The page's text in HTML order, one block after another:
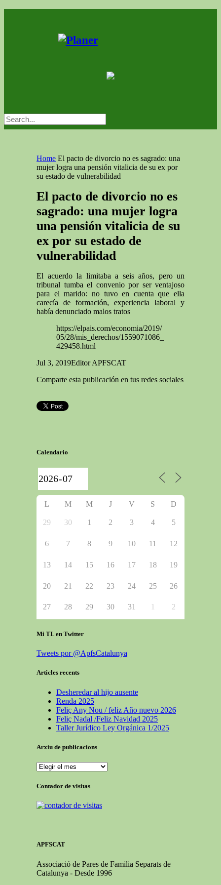
Home El pacto de divorcio no es sagrado: una
mujer logra una pensión vitalicia de su ex por
su estado de vulnerabilidad
El pacto de divorcio no es
sagrado: una mujer logra
una pensión vitalicia de su
ex por su estado de
vulnerabilidad
El acuerdo la limitaba a seis años, pero un
tribunal tumba el convenio por ser ventajoso
para el marido: no tuvo en cuenta que ella
carecía de formación, experiencia laboral y
había denunciado malos tratos
https://elpais.com/economia/2019/
05/28/mis_derechos/1559071086_
429458.html
Jul 3, 2019Editor APFSCAT
Comparte esta publicación en tus redes sociales
Calendario
L M M J V S D
29 30 1 2 3 4 5
6 7 8 9 10 11 12
13 14 15 16 17 18 19
20 21 22 23 24 25 26
27 28 29 30 31 1 2
Mi TL en Twitter
Tweets por @ApfsCatalunya
Articles recents
Desheredar al hijo ausente
Renda 2025
Feliç Any Nou / feliz Año nuevo 2026
Feliç Nadal /Feliz Navidad 2025
Taller Jurídico Ley Orgánica 1/2025
Arxiu de publicacions
Arxiu
publicacions
Contador de visitas
APFSCAT
Associació de Pares de Familia Separats de
Catalunya - Desde 1996